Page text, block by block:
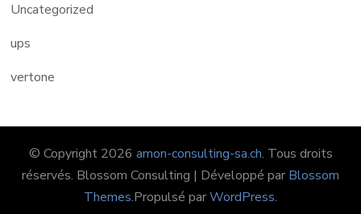
Uncategorized
ups
vertone
© Copyright 2026 amon-consulting-sa.ch. Tous droits
réservés. Blossom Consulting | Développé par Blossom
Themes.Propulsé parWordPress.